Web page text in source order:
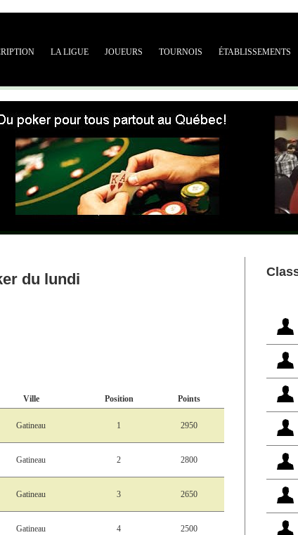
LA LIGUE JOUEURS TOURNOIS ÉTABLISSEMENTS
du lundi
Ville Position
Points
Gatineau 1 2950
Gatineau 2 2800
Gatineau 3 2650
Gatineau 4 2500